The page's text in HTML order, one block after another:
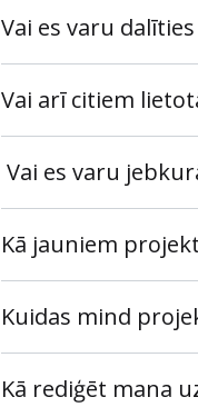
Vai es varu
Vai arī citiem
Vai es varu
Kā jauniem
Kuidas mind
Kā rediģēt mana